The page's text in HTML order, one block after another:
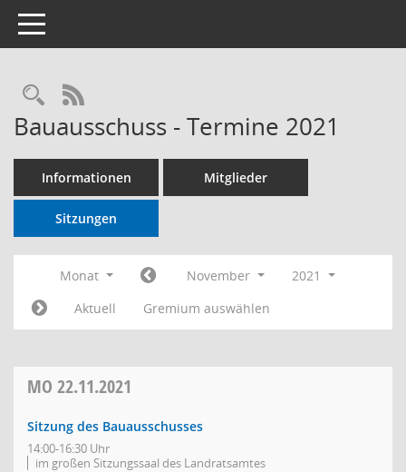
Toggle navigation
RSS-Feed
Bauausschuss - Termine 2021
Informationen Mitglieder
Sitzungen
Monat November
2021
Aktuell
Gremium auswählen
MO 22.11.2021
Sitzung des Bauausschusses
14:00-16:30 Uhr
im großen Sitzungssaal des Landratsamtes